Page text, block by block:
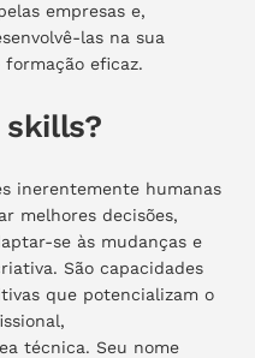
empresas e,
las na sua
eficaz.
skills?
inerentemente humanas
melhores decisões,
se às mudanças e
São capacidades
que potencializam o
técnica. Seu nome